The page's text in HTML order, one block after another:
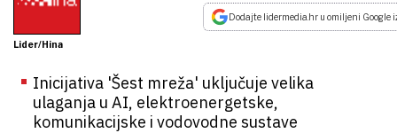
Lider/Hina
Dodajte lidermedia.hr u omiljeni Google
Inicijativa 'Šest mreža' uključuje velika
ulaganja u AI, elektroenergetske,
komunikacijske i vodovodne sustave